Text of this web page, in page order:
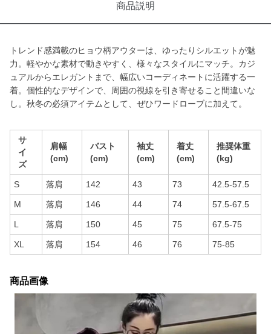
商品説明
トレンド感満載のヒョウ柄アウターは、ゆったりシルエットが魅
力。軽やかな素材で動きやすく、様々なスタイルにマッチ。カジ
ュアルからエレガントまで、幅広いコーディネートに活躍する一
着。個性的なデザインで、周囲の視線を引き寄せること間違いな
し。秋冬の必須アイテムとして、ぜひワードローブに加えて。
サ
イ
ズ
肩幅
(cm)
バスト
(cm)
袖丈
(cm)
着丈
(cm)
推奨体重
(kg)
S 落肩 142 43 73 42.5-57.5
M 落肩 146 44 74 57.5-67.5
L 落肩 150 45 75 67.5-75
XL 落肩 154 46 76 75-85
商品画像